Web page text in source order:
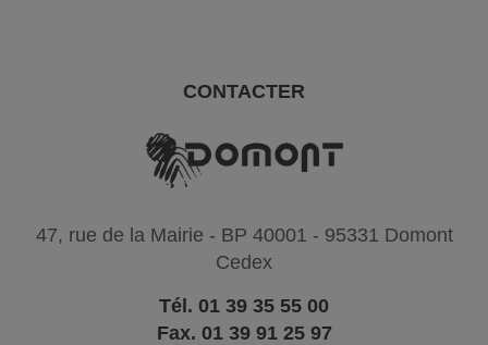
CONTACTER
47, rue de la Mairie - BP 40001 - 95331 Domont
Cedex
Tél. 01 39 35 55 00
Fax. 01 39 91 25 97